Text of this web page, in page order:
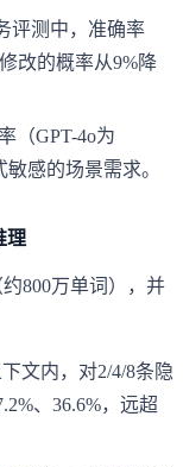
评测中，准确率
改的概率从9%降
（GPT-4o为
感的场景需求。
理
约800万单词），并
文内，对2/4/8条隐
、36.6%，远超